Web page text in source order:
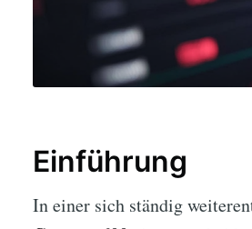
Einführung
In einer sich ständig